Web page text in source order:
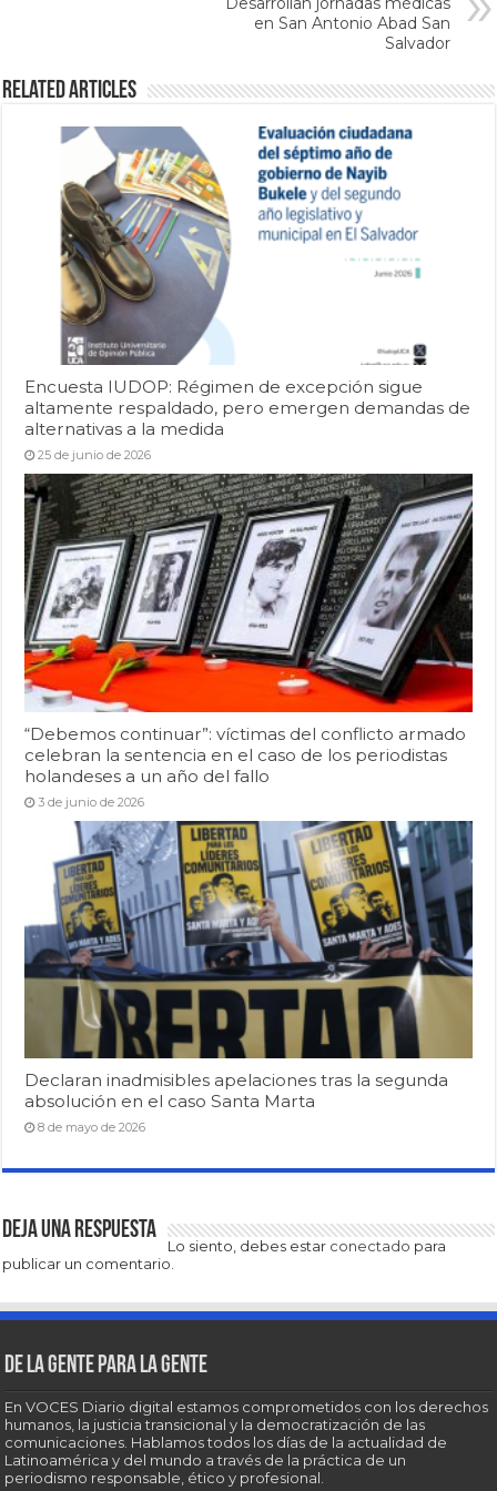
en San Antonio Abad San
Salvador
Related Articles
Encuesta IUDOP: Régimen de excepción sigue
altamente respaldado, pero emergen demandas de
alternativas a la medida
25 de junio de 2026
“Debemos continuar”: víctimas del conflicto armado
celebran la sentencia en el caso de los periodistas
holandeses a un año del fallo
3 de junio de 2026
Declaran inadmisibles apelaciones tras la segunda
absolución en el caso Santa Marta
8 de mayo de 2026
Deja una respuesta
Lo siento, debes estar conectado para
publicar un comentario.
De la gente para la gente
En VOCES Diario digital estamos comprometidos con los derechos
humanos, la justicia transicional y la democratización de las
comunicaciones. Hablamos todos los días de la actualidad de
Latinoamérica y del mundo a través de la práctica de un
periodismo responsable, ético y profesional.